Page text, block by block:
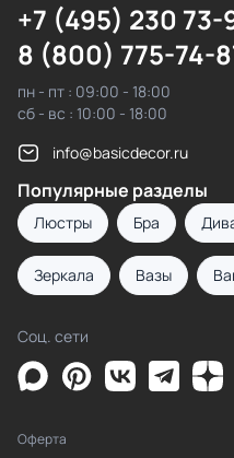
+7 (495) 230 73-
8 (800) 775-74-
пн - пт : 09:00 - 18:00
сб - вс : 10:00 - 18:00
info@basicdecor.ru
Популярные разделы
Люстры Бра
Зеркала Вазы
Соц. сети
Оферта